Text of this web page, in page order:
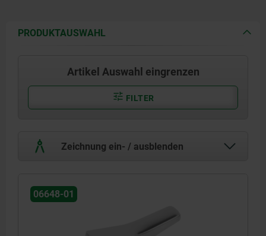
PRODUKTAUSWAHL
Artikel Auswahl eingrenzen
FILTER
Zeichnung ein- / ausblenden
06648-01